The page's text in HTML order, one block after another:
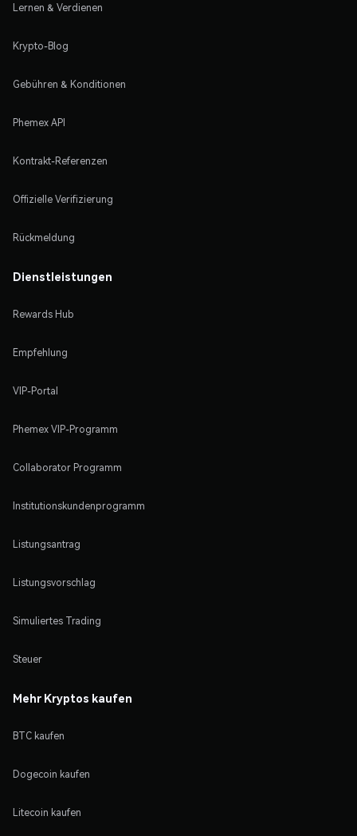
Lernen & Verdienen
Krypto-Blog
Gebühren & Konditionen
Phemex API
Kontrakt-Referenzen
Offizielle Verifizierung
Rückmeldung
Dienstleistungen
Rewards Hub
Empfehlung
VIP-Portal
Phemex VIP-Programm
Collaborator Programm
Institutionskundenprogramm
Listungsantrag
Listungsvorschlag
Simuliertes Trading
Steuer
Mehr Kryptos kaufen
BTC kaufen
Dogecoin kaufen
Litecoin kaufen